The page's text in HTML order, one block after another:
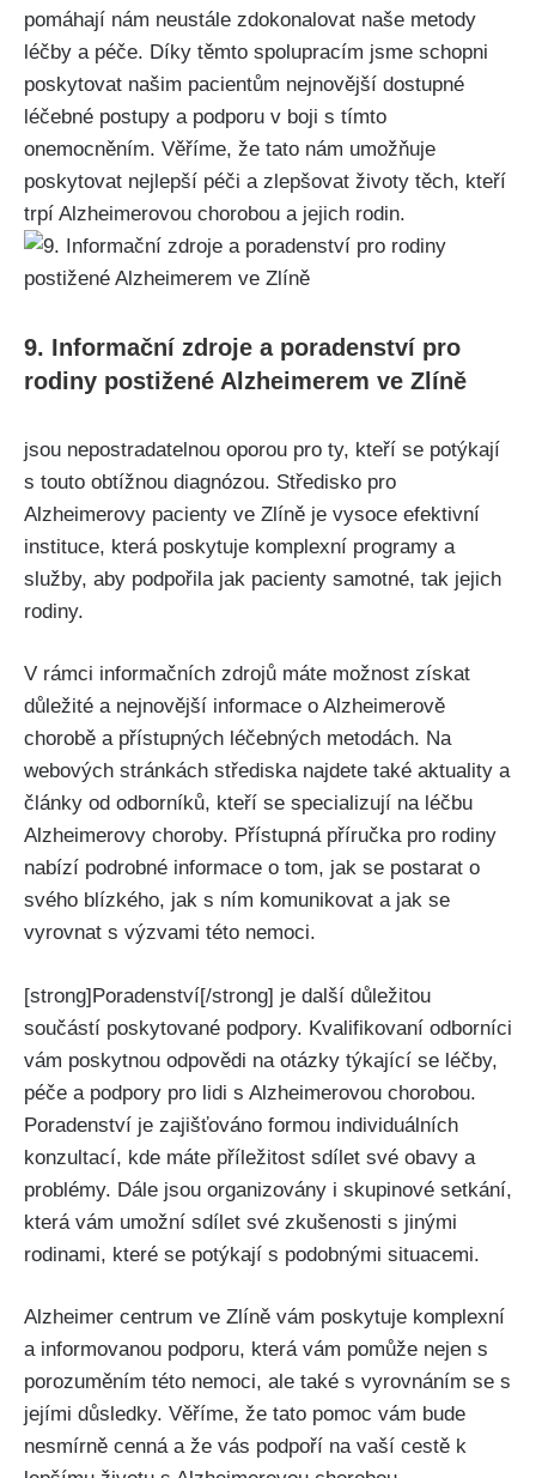
pomáhají nám neustále zdokonalovat naše metody
léčby a péče. Díky těmto spolupracím jsme schopni
poskytovat našim pacientům nejnovější dostupné
léčebné postupy a podporu v boji s tímto
onemocněním. Věříme, že tato nám umožňuje
poskytovat nejlepší péči a zlepšovat životy těch, kteří
trpí Alzheimerovou chorobou a jejich rodin.
9. Informační zdroje a poradenství pro
rodiny postižené Alzheimerem ve Zlíně
jsou nepostradatelnou oporou pro ty, kteří se potýkají
s touto obtížnou diagnózou. Středisko pro
Alzheimerovy pacienty ve Zlíně je vysoce efektivní
instituce, která poskytuje komplexní programy a
služby, aby podpořila jak pacienty samotné, tak jejich
rodiny.
V rámci informačních zdrojů máte možnost získat
důležité a nejnovější informace o Alzheimerově
chorobě a přístupných léčebných metodách. Na
webových stránkách střediska najdete také aktuality a
články od odborníků, kteří se specializují na léčbu
Alzheimerovy choroby. Přístupná příručka pro rodiny
nabízí podrobné informace o tom, jak se postarat o
svého blízkého, jak s ním komunikovat a jak se
vyrovnat s výzvami této nemoci.
[strong]Poradenství[/strong] je další důležitou
součástí poskytované podpory. Kvalifikovaní odborníci
vám poskytnou odpovědi na otázky týkající se léčby,
péče a podpory pro lidi s Alzheimerovou chorobou.
Poradenství je zajišťováno formou individuálních
konzultací, kde máte příležitost sdílet své obavy a
problémy. Dále jsou organizovány i skupinové setkání,
která vám umožní sdílet své zkušenosti s jinými
rodinami, které se potýkají s podobnými situacemi.
Alzheimer centrum ve Zlíně vám poskytuje komplexní
a informovanou podporu, která vám pomůže nejen s
porozuměním této nemoci, ale také s vyrovnáním se s
jejími důsledky. Věříme, že tato pomoc vám bude
nesmírně cenná a že vás podpoří na vaší cestě k